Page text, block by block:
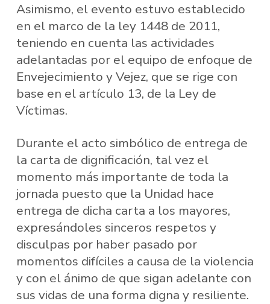
Asimismo, el evento estuvo establecido
en el marco de la ley 1448 de 2011,
teniendo en cuenta las actividades
adelantadas por el equipo de enfoque de
Envejecimiento y Vejez, que se rige con
base en el artículo 13, de la Ley de
Víctimas.
Durante el acto simbólico de entrega de
la carta de dignificación, tal vez el
momento más importante de toda la
jornada puesto que la Unidad hace
entrega de dicha carta a los mayores,
expresándoles sinceros respetos y
disculpas por haber pasado por
momentos difíciles a causa de la violencia
y con el ánimo de que sigan adelante con
sus vidas de una forma digna y resiliente.